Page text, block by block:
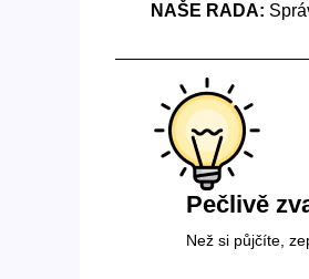
NAŠE RADA:
Pečlivě
Než si půjčíte,